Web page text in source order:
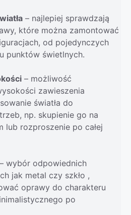
– najlepiej sprawdzają
które można zamontować
od pojedynczych
punktów świetlnych.
– możliwość
zawieszenia
światła do
np. skupienie go na
lub rozproszenie po całej
– wybór odpowiednich
jak metal czy szkło ,
oprawy do charakteru
po